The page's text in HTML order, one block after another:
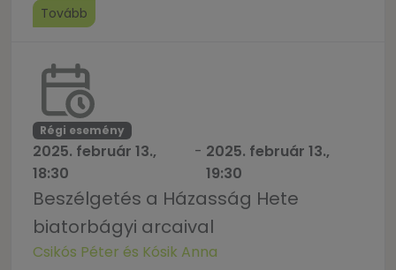
bizonyságtétel, rövid tanítás, ima mellett a az
alkalom végén a lelkészek megáldják a jelenlévő
Tovább
Régi esemény
2025. február 13.,
18:30
- 2025. február 13.,
19:30
Beszélgetés a Házasság Hete
biatorbágyi arcaival
Csikós Péter és Kósik Anna